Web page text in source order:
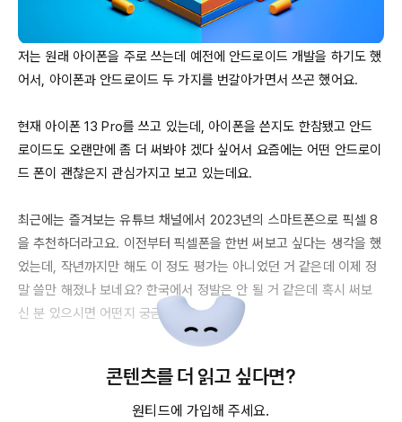
저는 원래 아이폰을 주로 쓰는데 예전에 안드로이드 개발을 하기도 했
어서, 아이폰과 안드로이드 두 가지를 번갈아가면서 쓰곤 했어요.
현재 아이폰 13 Pro를 쓰고 있는데, 아이폰을 쓴지도 한참됐고 안드
로이드도 오랜만에 좀 더 써봐야 겠다 싶어서 요즘에는 어떤 안드로이
드 폰이 괜찮은지 관심가지고 보고 있는데요.
최근에는 즐겨보는 유튜브 채널에서 2023년의 스마트폰으로 픽셀 8
을 추천하더라고요. 이전부터 픽셀폰을 한번 써보고 싶다는 생각을 했
었는데, 작년까지만 해도 이 정도 평가는 아니었던 거 같은데 이제 정
말 쓸만 해졌나 보네요? 한국에서 정발은 안 될 거 같은데 혹시 써보
신 분 있으시면 어떤지 궁금하네요.
콘텐츠를 더 읽고 싶다면?
원티드에 가입해 주세요.